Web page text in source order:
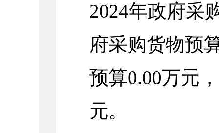
2024年政府采
府采购货物预
预算0.00万元
元。